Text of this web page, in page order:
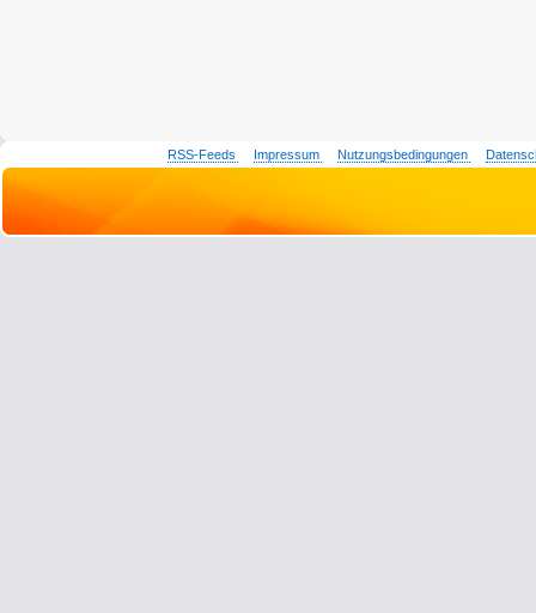
RSS-Feeds Impressum Nutzungsbedingungen